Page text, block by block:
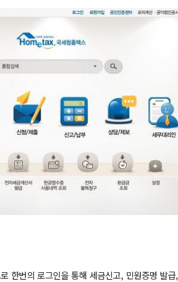
한번의 로그인을 통해 세금신고, 민원증명 발급,